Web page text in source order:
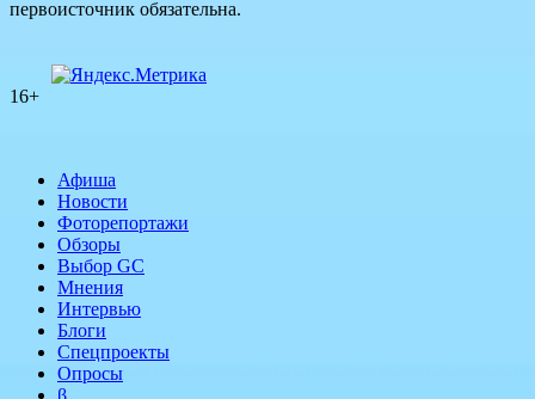
первоисточник обязательна.
16+
Афиша
Новости
Фоторепортажи
Обзоры
Выбор GC
Мнения
Интервью
Блоги
Спецпроекты
Опросы
β